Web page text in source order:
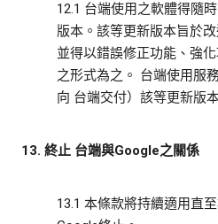
12.1 台端使用之軟體得隨
版本。該等更新版本旨於
並得以錯誤修正功能、強
之形式為之。 台端使用服
向 台端交付）該等更新版
13. 終止 台端與Google之關係
13.1 本條款將持續適用直